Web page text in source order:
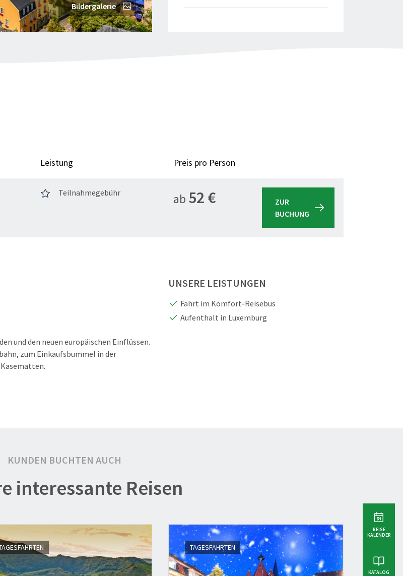
Bildergalerie
Leistung Preis pro Person
Teilnahmegebühr ab 52 €
ZUR
BUCHUNG
und den neuen europäischen Einflüssen.
zum Einkaufsbummel in der
UNSERE LEISTUNGEN
Fahrt im Komfort-Reisebus
Aufenthalt in Luxemburg
KUNDEN BUCHTEN AUCH
interessante Reisen
TAGESFAHRTEN
REISE
KALENDER
KATALOG